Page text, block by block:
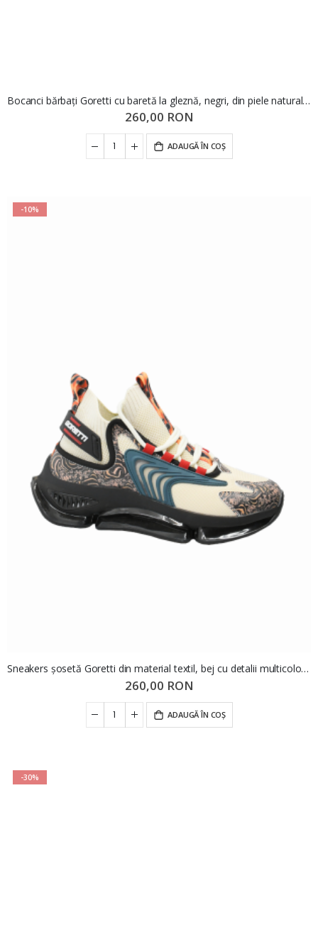
Bocanci bărbați Goretti cu baretă la gleznă, negri, din piele naturală GOR7824N
260,00 RON
ADAUGĂ ÎN COȘ
-10%
Sneakers șosetă Goretti din material textil, bej cu detalii multicolor GOR31091
260,00 RON
ADAUGĂ ÎN COȘ
-30%